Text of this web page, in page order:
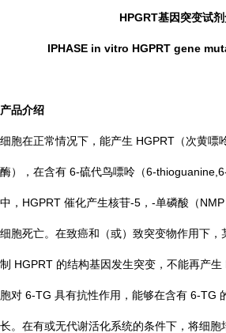
HPGRT基因突变试
IPHASE in vitro HGPRT gene
产品介绍
细胞在正常情况下，能产生 HGPRT（次黄嘌
酶），在含有 6-硫代鸟嘌呤（6-
中，HGPRT 催化产生核苷-5，-单磷酸（
细胞死亡。在致癌和（或）致突变物作用下，
制 HGPRT 的结构基因发生突变，不能再产
胞对 6-TG 具有抗性作用，能够在含有 6-TG
长。在有或无代谢活化系统的条件下，将细